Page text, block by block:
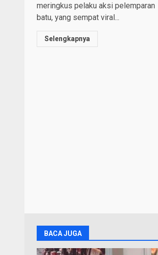
meringkus pelaku aksi pelemparan
batu, yang sempat viral...
Selengkapnya
BACA JUGA